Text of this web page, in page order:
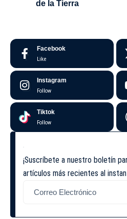
de la Tierra
Facebook
Like
Instagram
Follow
Tiktok
Follow
¡Suscríbete a nuestro boletín
artículos más recientes al